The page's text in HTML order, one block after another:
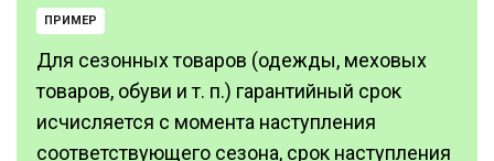
ПРИМЕР
Для сезонных товаров (одежды, меховых
товаров, обуви и т. п.) гарантийный срок
исчисляется с момента наступления
соответствующего сезона, срок наступления